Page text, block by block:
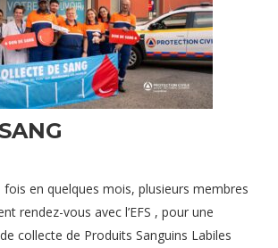
Ce stage visant au développement
recherche et sauvetage des bénévoles
a vu le jour en Aveyron. En
fois en quelques mois, plusieurs membres
rendez-vous avec l’EFS , pour une
collecte de Produits Sanguins Labiles